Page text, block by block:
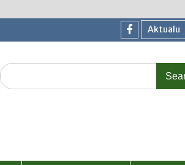
Aktualu
Facebook
Search
for: